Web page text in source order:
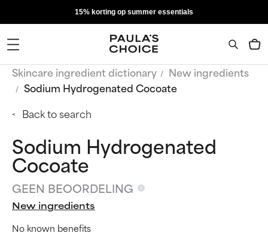
15% korting op summer essentials
Skincare ingredient dictionary
New ingredients
Sodium Hydrogenated Cocoate
Back to search
Sodium Hydrogenated
Cocoate
GEEN BEOORDELING
New ingredients
No known benefits